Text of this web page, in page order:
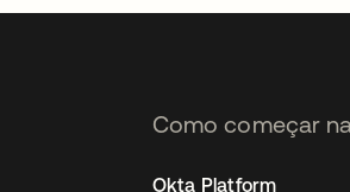
Como começar
Okta Platform